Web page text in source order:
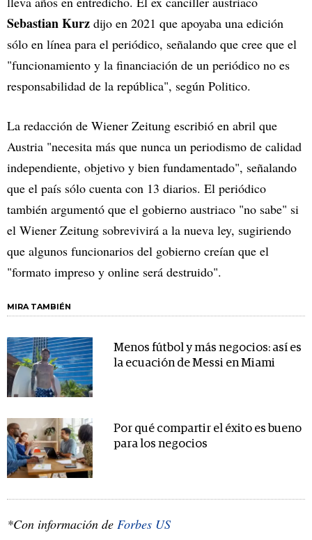
Sebastian Kurz dijo en 2021 que apoyaba una edición
sólo en línea para el periódico, señalando que cree que el
"funcionamiento y la financiación de un periódico no es
responsabilidad de la república", según Politico.
La redacción de Wiener Zeitung escribió en abril que
Austria "necesita más que nunca un periodismo de calidad
independiente, objetivo y bien fundamentado", señalando
que el país sólo cuenta con 13 diarios. El periódico
también argumentó que el gobierno austriaco "no sabe" si
el Wiener Zeitung sobrevivirá a la nueva ley, sugiriendo
que algunos funcionarios del gobierno creían que el
"formato impreso y online será destruido".
MIRA TAMBIÉN
Menos fútbol y más negocios: así es
la ecuación de Messi en Miami
Por qué compartir el éxito es bueno
para los negocios
*Con información de Forbes US